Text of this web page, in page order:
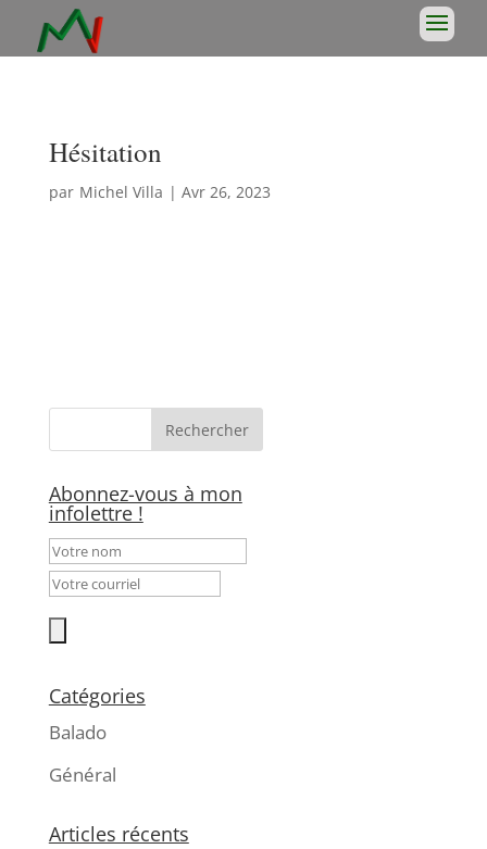
Hésitation
par Michel Villa | Avr 26, 2023
Abonnez-vous à mon
infolettre !
Catégories
Balado
Général
Articles récents